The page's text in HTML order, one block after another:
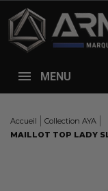
MENU
Accueil
Collection AYA
MAILLOT TOP LADY
Panneau de